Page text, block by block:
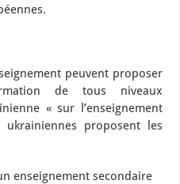
peuvent proposer
de tous niveaux
« sur l’enseignement
proposent les
enseignement secondaire